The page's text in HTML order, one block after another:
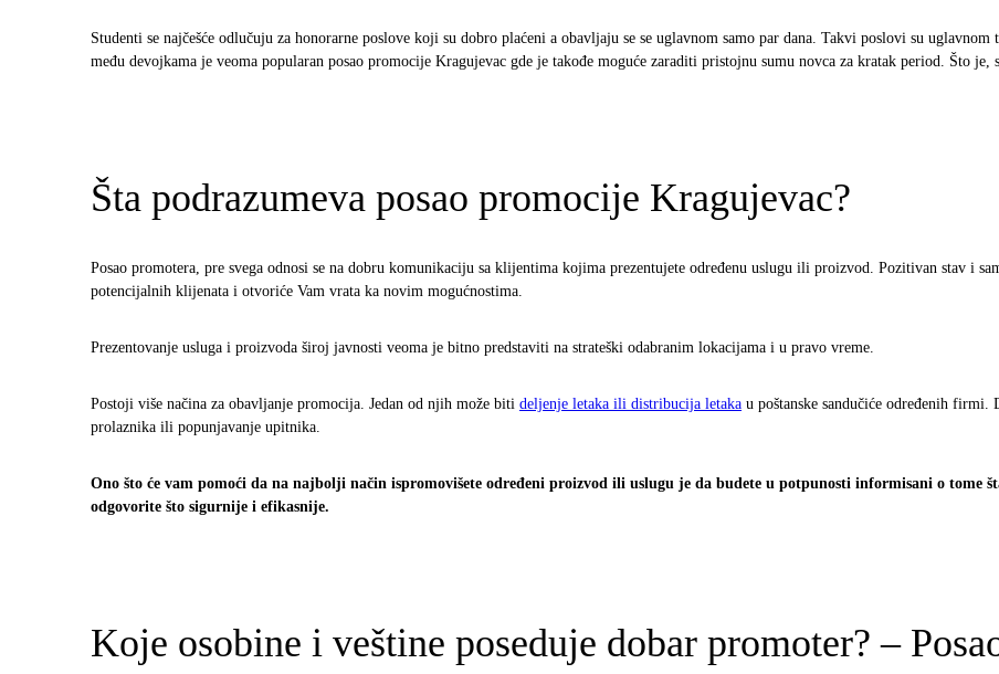
Studenti se najčešće odlučuju za honorarne poslove koji su dobro plaćeni a obavljaju se se uglavnom samo par dana. Takvi poslovi su
među devojkama je veoma popularan posao promocije Kragujevac gde je takođe moguće zaraditi pristojnu sumu novca za kratak period. Što je,
Šta podrazumeva posao promocije Kragujevac?
Posao promotera, pre svega odnosi se na dobru komunikaciju sa klijentima kojima prezentujete određenu uslugu ili proizvod. Pozitivan stav i
potencijalnih klijenata i otvoriće Vam vrata ka novim mogućnostima.
Prezentovanje usluga i proizvoda široj javnosti veoma je bitno predstaviti na strateški odabranim lokacijama i u pravo vreme.
Postoji više načina za obavljanje promocija. Jedan od njih može biti deljenje letaka ili distribucija letaka u poštanske sandučiće određenih
prolaznika ili popunjavanje upitnika.
Ono što će vam pomoći da na najbolji način ispromovišete određeni proizvod ili uslugu je da budete u potpunosti informisani o tome
odgovorite što sigurnije i efikasnije.
Koje osobine i veštine poseduje dobar promoter? –